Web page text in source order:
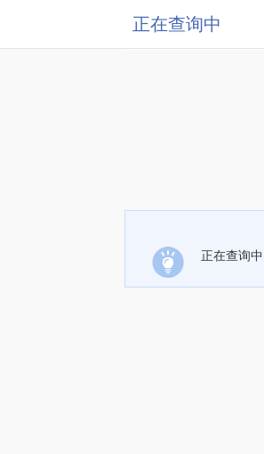
正在查询中
正在查询